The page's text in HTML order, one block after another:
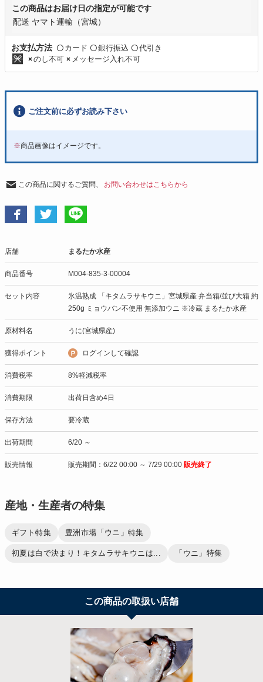
この商品はお届け日の指定が可能です
配送 ヤマト運輸（宮城）
お支払方法 〇 カード 〇銀行振込 〇代引き
×のし不可 × メッセージ入れ不可
ご注文前に必ずお読み下さい
※商品画像はイメージです。
この商品に関するご質問、 お問い合わせはこちらから
店舗 まるたか水産
商品番号 M004-835-3-00004
セット内容
氷温熟成 「キタムラサキウニ」宮城県産 弁当箱/並び大箱 約
250g ミョウバン不使用 無添加ウニ ※冷蔵 まるたか水産
原材料名 うに(宮城県産)
獲得ポイント ログインして確認
消費税率 8%軽減税率
消費期限 出荷日含め4日
保存方法 要冷蔵
出荷期間 6/20 ～
販売情報 販売期間：6/22 00:00 ～ 7/29 00:00 販売終了
産地・生産者の特集
ギフト特集 豊洲市場「ウニ」特集
初夏は白で決まり！キタムラサキウニは... 「ウニ」特集
この商品の取扱い店舗